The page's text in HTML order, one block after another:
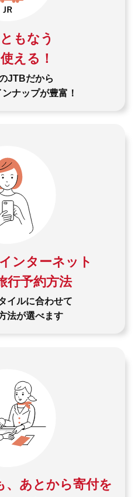
もなう
える！
JTBだから
ナップが豊富！
ンターネット
行予約方法
イルに合わせて
法が選べます
、あとから寄付を